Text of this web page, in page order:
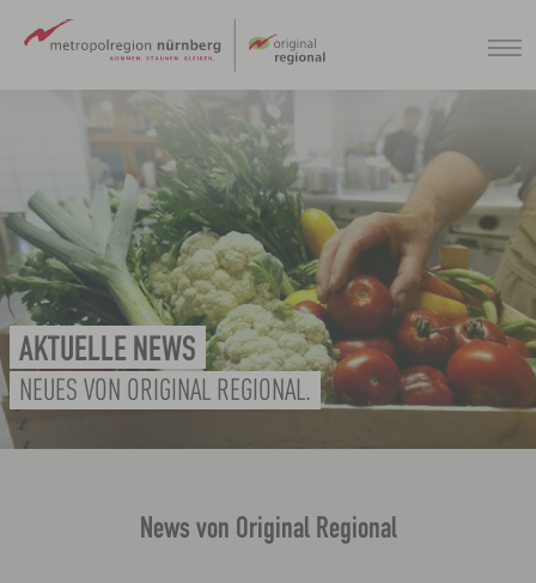
Hauptinhalt
AKTUELLE NEWS
NEUES VON ORIGINAL REGIONAL.
News von Original Regional